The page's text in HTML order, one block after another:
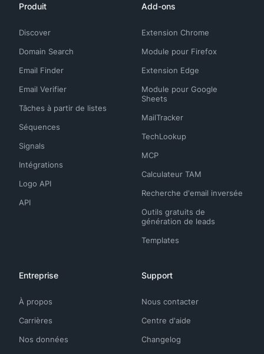
Produit
Discover
Domain Search
Email Finder
Email Verifier
Tâches à partir de listes
Séquences
Signals
Intégrations
Logo API
API
Add-ons
Extension Chrome
Module pour Firefox
Extension Edge
Module pour Google
Sheets
MailTracker
TechLookup
MCP
Calculateur TAM
Recherche d'email inversée
Outils gratuits de
génération de leads
Templates
Entreprise
À propos
Carrières
Nos données
Support
Nous contacter
Centre d'aide
Changelog